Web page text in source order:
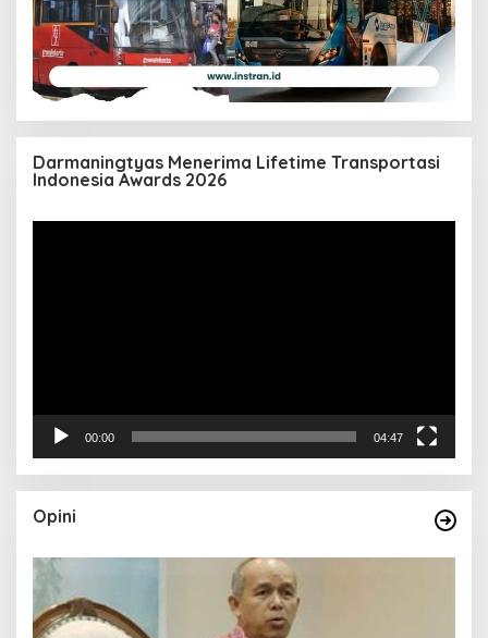
Darmaningtyas Menerima Lifetime Transportasi
Indonesia Awards 2026
00:00 04:47
Opini